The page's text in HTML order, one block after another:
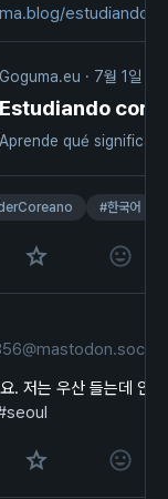
estudiando-
Goguma.eu · 7월 1일
#한국어
. 저는 우산 들는데 안
seoul